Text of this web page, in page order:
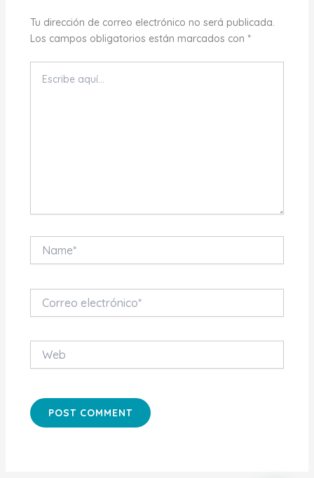
Tu dirección de correo electrónico no será publicada.
Los campos obligatorios están marcados con *
aquí...
electrónico*